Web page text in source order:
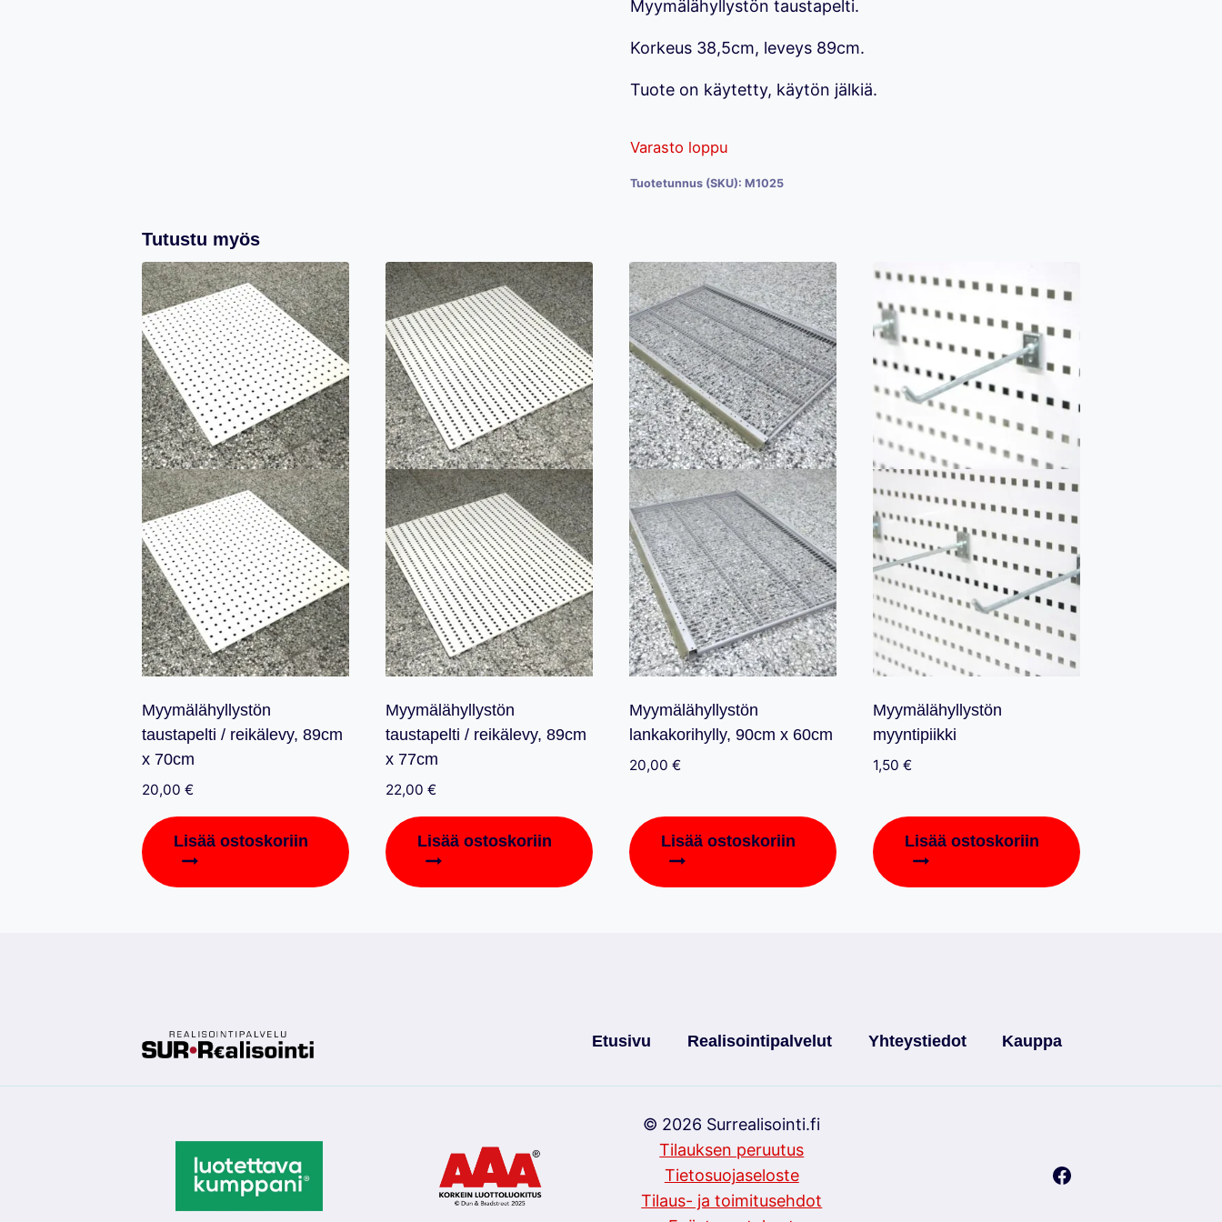
Myymälähyllystön taustapelti.
Korkeus 38,5cm, leveys 89cm.
Tuote on käytetty, käytön jälkiä.
Varasto loppu
Tuotetunnus (SKU): M1025
Tutustu myös
Myymälähyllystön
taustapelti / reikälevy, 89cm
x 70cm
20,00 €
Lisää ostoskoriin
Myymälähyllystön
taustapelti / reikälevy, 89cm
x 77cm
22,00 €
Lisää ostoskoriin
Myymälähyllystön
lankakorihylly, 90cm x 60cm
20,00 €
Lisää ostoskoriin
Myymälähyllystön
myyntipiikki
1,50 €
Lisää ostoskoriin
Etusivu Realisointipalvelut Yhteystiedot Kauppa
© 2026 Surrealisointi.fi
Tilauksen peruutus
Tietosuojaseloste
Tilaus- ja toimitusehdot